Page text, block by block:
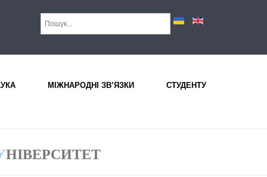
МІЖНАРОДНІ ЗВ’ЯЗКИ СТУДЕНТУ
НІВЕРСИТЕТ